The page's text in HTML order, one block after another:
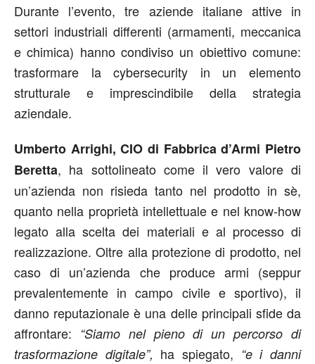
Durante l’evento, tre aziende italiane attive in
settori industriali differenti (armamenti, meccanica
e chimica) hanno condiviso un obiettivo comune:
trasformare la cybersecurity in un elemento
strutturale e imprescindibile della strategia
aziendale.
Umberto Arrighi, CIO di Fabbrica d’Armi Pietro
Beretta, ha sottolineato come il vero valore di
un’azienda non risieda tanto nel prodotto in sè,
quanto nella proprietà intellettuale e nel know-how
legato alla scelta dei materiali e al processo di
realizzazione. Oltre alla protezione di prodotto, nel
caso di un’azienda che produce armi (seppur
prevalentemente in campo civile e sportivo), il
danno reputazionale è una delle principali sfide da
affrontare: “Siamo nel pieno di un percorso di
trasformazione digitale”, ha spiegato, “e i danni